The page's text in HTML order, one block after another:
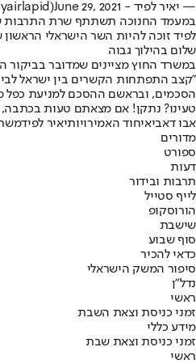
— יאיר לפיד - Yair Lapid🟠 (@yairlapid) June 29, 2021
במעמד החנוכה תשתתף שרת התרבות של
לפיד זוכה להיות השר הישראלי
שלום בהילוך גבוה
במשרד החוץ מציינים שמדובר בביקור
הסכמים, ובראשם ההסכם למניעת כפל
טעינו? נתקן! אם מצאתם טעות
אבו דאביאיחוד האמירויותיאיר לפיד
מדורים
ספורט
דעות
תרבות ובידור
לייף סטייל
הורוסקופ
שישבת
סוף שבוע
כדאי להכיר
סיפור המשק הישראלי
נדל"ן
ראשי
זמני כניסת וצאת השבת
מידע כללי
זמני כניסת וצאת שבת
ראשי